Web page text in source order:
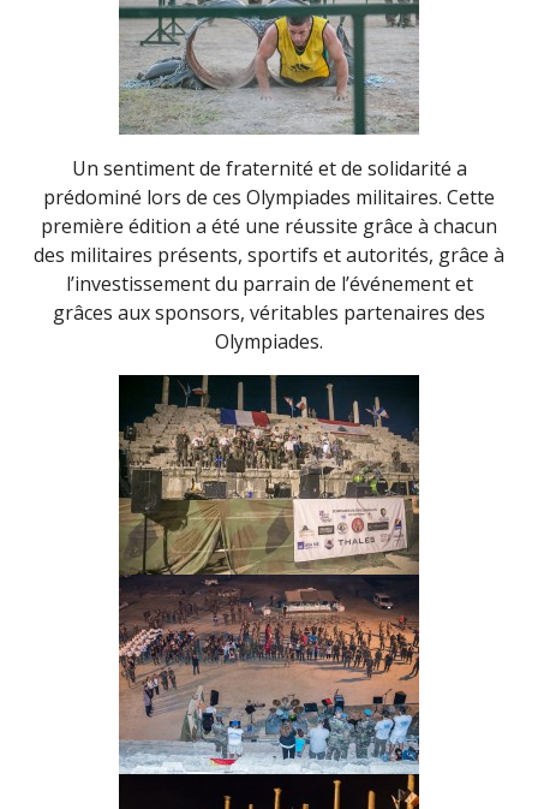
Un sentiment de fraternité et de solidarité a
prédominé lors de ces Olympiades militaires. Cette
première édition a été une réussite grâce à chacun
des militaires présents, sportifs et autorités, grâce à
l’investissement du parrain de l’événement et
grâces aux sponsors, véritables partenaires des
Olympiades.